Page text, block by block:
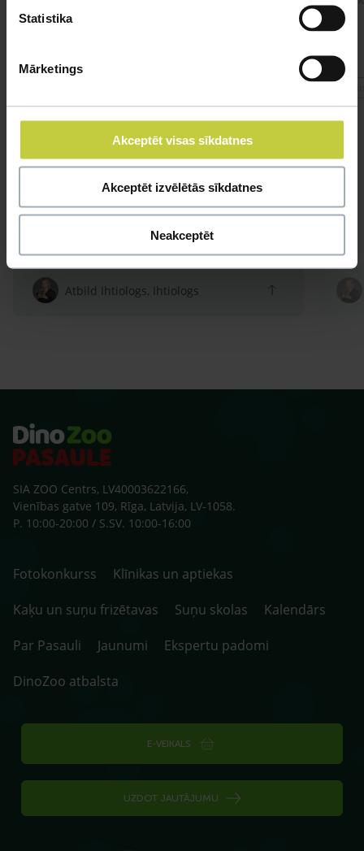
Statistika
Mārketings
Akceptēt visas sīkdatnes
Akceptēt izvēlētās sīkdatnes
Neakceptēt
gandrīz 2 gadus. Apetīte ir, ēd 1x dienā,
Atbild Ihtiologs, Ihtiologs
SIA ZOO Centrs, LV40003622166,
Vienības gatve 109, Rīga, Latvija, LV-1058.
P. 10:00-20:00 / S.SV. 10:00-16:00
Fotokonkurss
Klīnikas un aptiekas
Kaķu un suņu frizētavas
Suņu skolas
Kalendārs
Par Pasauli
Jaunumi
Ekspertu padomi
DinoZoo atbalsta
E-VEIKALS
UZDOT JAUTĀJUMU